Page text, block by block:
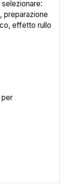
preparazione
effetto rullo
×
desideri